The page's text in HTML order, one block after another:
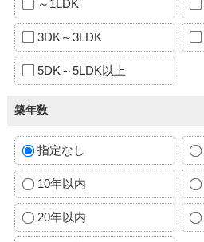
～1LDK
3DK～3LDK
5DK～5LDK以上
築年数
指定なし
10年以内
20年以内